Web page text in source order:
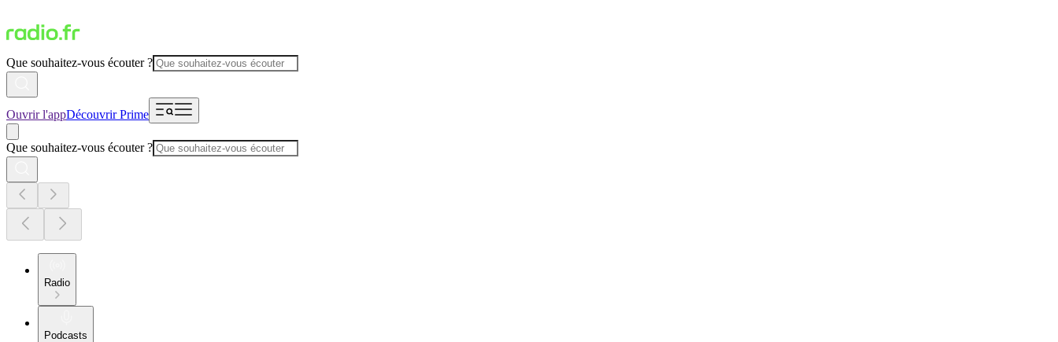
Que souhaitez-vous écouter ?
Ouvrir l'appDécouvrir Prime
Que souhaitez-vous écouter ?
Radio
Podcasts